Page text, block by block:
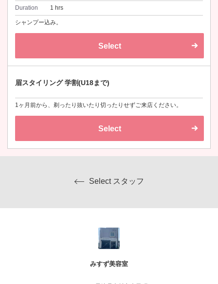
Duration
1 hrs
シャンプー込み。
Select
眉スタイリング 学割(U18まで)
1ヶ月前から、剃ったり抜いたり切ったりせずご来店ください。
Select
Select スタッフ
みすず美容室